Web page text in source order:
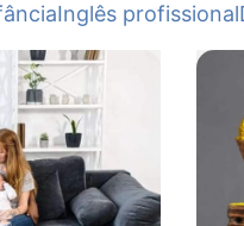
Inglês profissional